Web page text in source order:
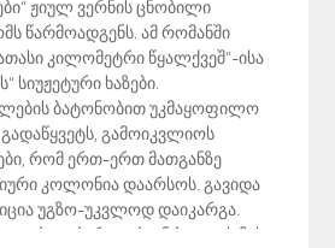
ჟიულ ვერნის ცნობილი
წარმოადგენს. ამ რომანში
კილომეტრი წყალქვეშ“-ისა
სიუჟეტური ხაზები.
ბატონობით უკმაყოფილო
გადაწყვეტს, გამოიკვლიოს
რომ ერთ-ერთ მათგანზე
კოლონია დაარსოს. გავიდა
უგზო-უკვლოდ დაიკარგა.
ბარათებიან ბოთლს მისი